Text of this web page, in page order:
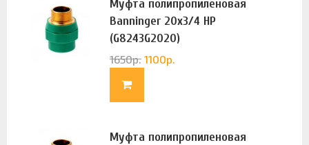
Муфта полипропиленовая
Banninger 20х3/4 НР
(G8243G2020)
1650р. 1100р.
Муфта полипропиленовая